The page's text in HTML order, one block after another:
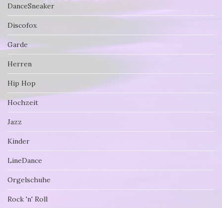
DanceSneaker
Discofox
Garde
Herren
Hip Hop
Hochzeit
Jazz
Kinder
LineDance
Orgelschuhe
Rock 'n' Roll